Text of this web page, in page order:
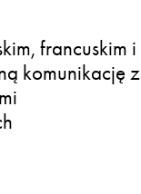
francuskim i
komunikację z